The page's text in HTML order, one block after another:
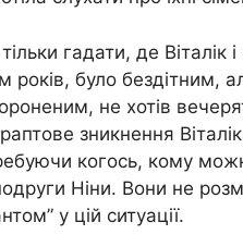
гадати, де
років, було бездітним,
не хотів
зникнення
когось, кому
Ніни. Вони не
у цій ситуації.